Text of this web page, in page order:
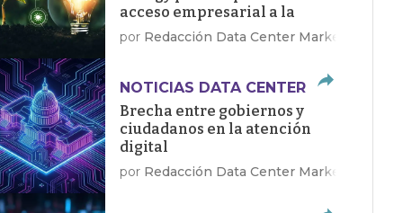
acceso empresarial a la
energía limpia
por Redacción Data Center Market
NOTICIAS DATA CENTER
Brecha entre gobiernos y
ciudadanos en la atención
digital
por Redacción Data Center Market